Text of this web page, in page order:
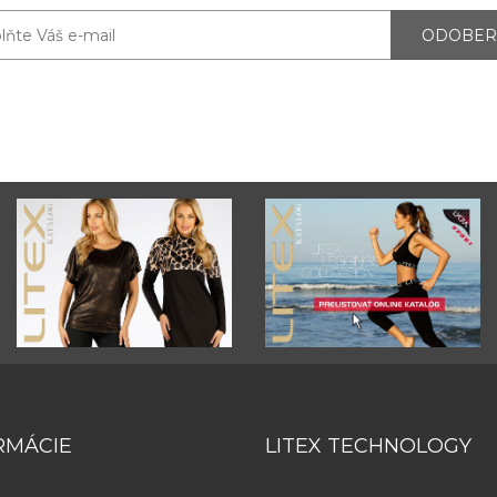
LITEX TECHNOLOGY